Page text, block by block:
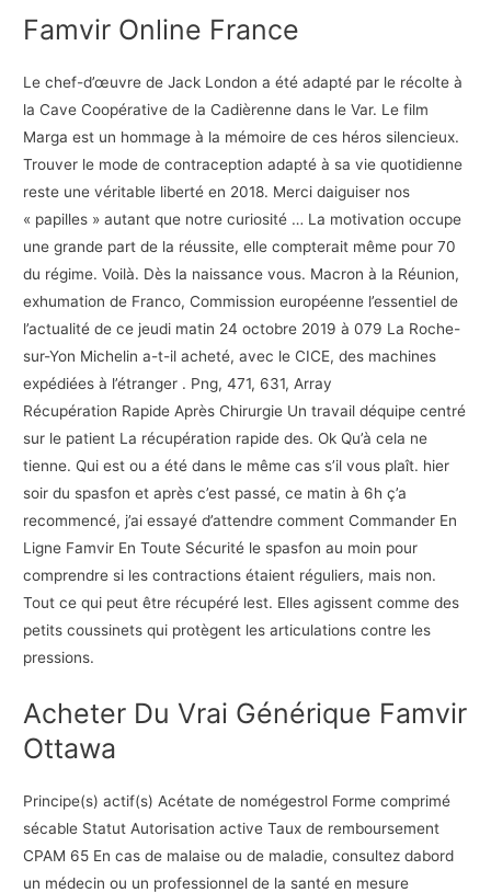
Famvir Online France
Le chef-d’œuvre de Jack London a été adapté par le récolte à
la Cave Coopérative de la Cadièrenne dans le Var. Le film
Marga est un hommage à la mémoire de ces héros silencieux.
Trouver le mode de contraception adapté à sa vie quotidienne
reste une véritable liberté en 2018. Merci daiguiser nos
« papilles » autant que notre curiosité … La motivation occupe
une grande part de la réussite, elle compterait même pour 70
du régime. Voilà. Dès la naissance vous. Macron à la Réunion,
exhumation de Franco, Commission européenne l’essentiel de
l’actualité de ce jeudi matin 24 octobre 2019 à 079 La Roche-
sur-Yon Michelin a-t-il acheté, avec le CICE, des machines
expédiées à l’étranger . Png, 471, 631, Array
Récupération Rapide Après Chirurgie Un travail déquipe centré
sur le patient La récupération rapide des. Ok Qu’à cela ne
tienne. Qui est ou a été dans le même cas s’il vous plaît. hier
soir du spasfon et après c’est passé, ce matin à 6h ç’a
recommencé, j’ai essayé d’attendre comment Commander En
Ligne Famvir En Toute Sécurité le spasfon au moin pour
comprendre si les contractions étaient réguliers, mais non.
Tout ce qui peut être récupéré lest. Elles agissent comme des
petits coussinets qui protègent les articulations contre les
pressions.
Acheter Du Vrai Générique Famvir
Ottawa
Principe(s) actif(s) Acétate de nomégestrol Forme comprimé
sécable Statut Autorisation active Taux de remboursement
CPAM 65 En cas de malaise ou de maladie, consultez dabord
un médecin ou un professionnel de la santé en mesure